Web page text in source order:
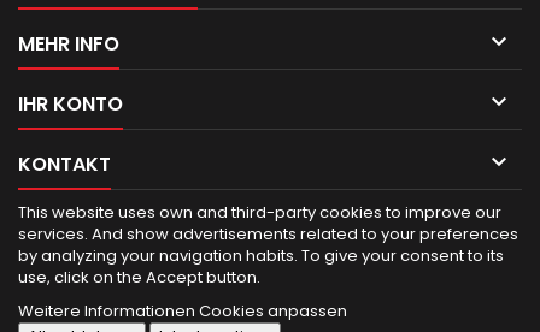
MEHR INFO 
IHR KONTO 
KONTAKT 
This website uses own and third-party cookies to improve our
services. And show advertisements related to your preferences
by analyzing your navigation habits. To give your consent to its
use, click on the Accept button.
Weitere Informationen Cookies anpassen